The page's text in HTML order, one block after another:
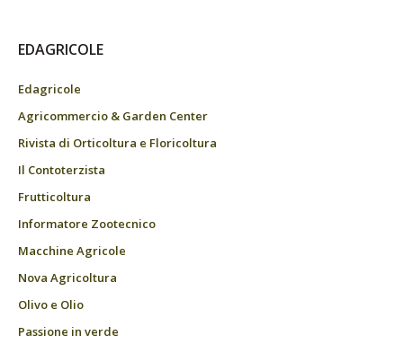
EDAGRICOLE
Edagricole
Agricommercio & Garden Center
Rivista di Orticoltura e Floricoltura
Il Contoterzista
Frutticoltura
Informatore Zootecnico
Macchine Agricole
Nova Agricoltura
Olivo e Olio
Passione in verde